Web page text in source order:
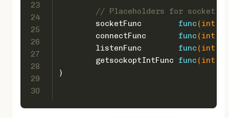
23
24
25
26
27
28
29
30
// Placeholders for socket
	socketFunc
func (int
	connectFunc
func (int
	listenFunc
func (int
	getsockoptIntFunc
func (int
)